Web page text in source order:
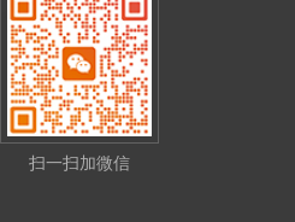
扫一扫加微信